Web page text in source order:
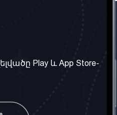
Պայմաններ և դրույթներ
Հաճախ տրվող հարցեր
Play և App Store-